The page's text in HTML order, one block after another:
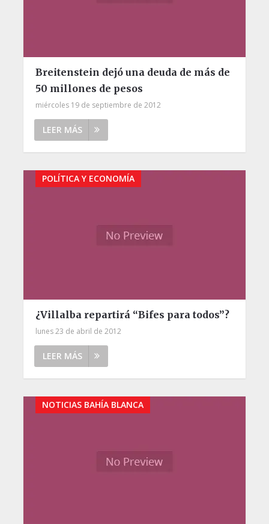
Breitenstein dejó una deuda de más de
50 millones de pesos
miércoles 19 de septiembre de 2012
LEER MÁS
POLÍTICA Y ECONOMÍA
¿Villalba repartirá “Bifes para todos”?
lunes 23 de abril de 2012
LEER MÁS
NOTICIAS BAHÍA BLANCA